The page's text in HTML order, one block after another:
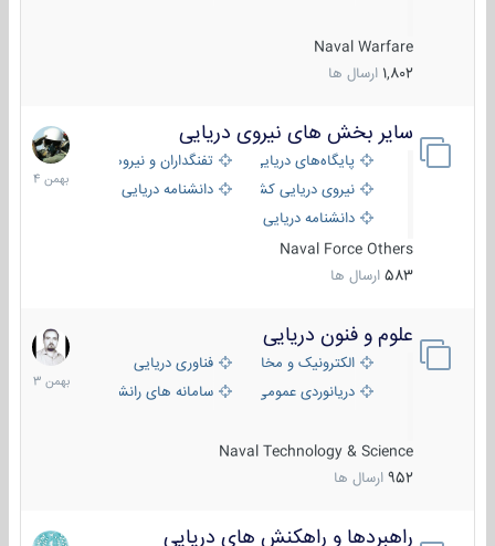
Naval Warfare
1,802 ارسال ها
سایر بخش های نیروی دریایی
پایگاه‌های دریایی
تفنگداران و نیروهای ویژه‌ی دریایی
نیروی دریایی کشورهای مختلفدانشنامه دریایی
دانشنامه دریایی کپی
Naval Force Others
583 ارسال ها
22
بهمن
1404
علوم و فنون دریایی
الکترونیک و مخابرات دریاییفناوری دریایی
دریانوردی عمومی
سامانه های رانشی دریایی
Naval Technology & Science
952 ارسال ها
6
بهمن
1403
راهبردها و راهکنش های دریایی
2